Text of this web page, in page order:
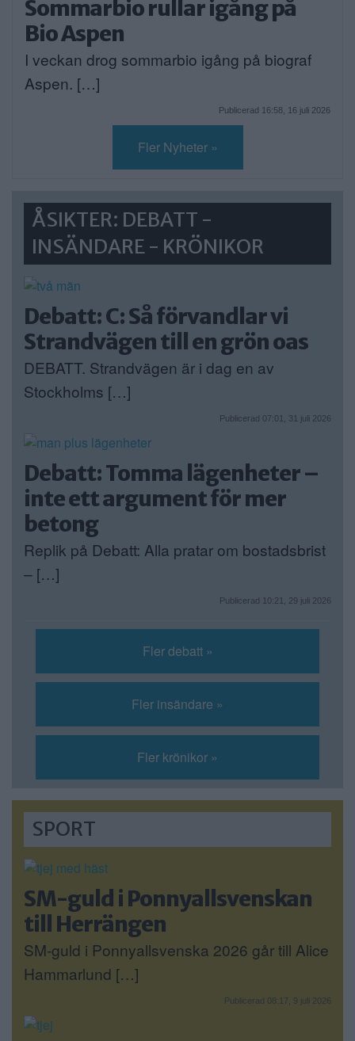
Sommarbio rullar igång på
Bio Aspen
I veckan drog sommarbio igång på biograf
Aspen. […]
Publicerad 16:58, 16 juli 2026
Fler Nyheter »
ÅSIKTER: DEBATT -
INSÄNDARE - KRÖNIKOR
Debatt: C: Så förvandlar vi
Strandvägen till en grön oas
DEBATT. Strandvägen är i dag en av
Stockholms […]
Publicerad 07:01, 31 juli 2026
Debatt: Tomma lägenheter –
inte ett argument för mer
betong
Replik på Debatt: Alla pratar om bostadsbrist
– […]
Publicerad 10:21, 29 juli 2026
Fler debatt »
Fler insändare »
Fler krönikor »
SPORT
SM-guld i Ponnyallsvenskan
till Herrängen
SM-guld i Ponnyallsvenska 2026 går till Alice
Hammarlund […]
Publicerad 08:17, 9 juli 2026